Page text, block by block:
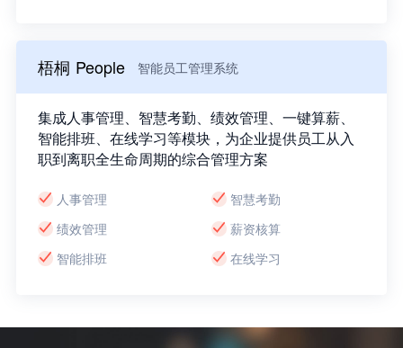
梧桐 People 智能员工管理系统
集成人事管理、智慧考勤、绩效管理、一键算薪、
智能排班、在线学习等模块，为企业提供员工从入
职到离职全生命周期的综合管理方案
人事管理
智慧考勤
绩效管理
薪资核算
智能排班
在线学习